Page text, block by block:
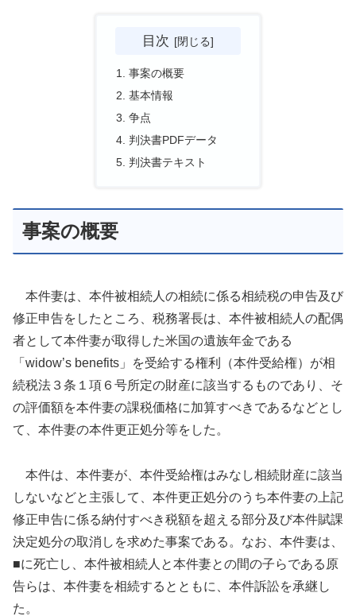
目次
事案の概要
基本情報
争点
判決書PDFデータ
判決書テキスト
事案の概要
本件妻は、本件被相続人の相続に係る相続税の申告及び
修正申告をしたところ、税務署長は、本件被相続人の配偶
者として本件妻が取得した米国の遺族年金である
「widow’s benefits」を受給する権利（本件受給権）が相
続税法３条１項６号所定の財産に該当するものであり、そ
の評価額を本件妻の課税価格に加算すべきであるなどとし
て、本件妻の本件更正処分等をした。
本件は、本件妻が、本件受給権はみなし相続財産に該当
しないなどと主張して、本件更正処分のうち本件妻の上記
修正申告に係る納付すべき税額を超える部分及び本件賦課
決定処分の取消しを求めた事案である。なお、本件妻は、
■に死亡し、本件被相続人と本件妻との間の子らである原
告らは、本件妻を相続するとともに、本件訴訟を承継し
た。